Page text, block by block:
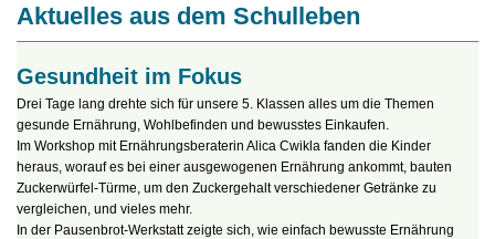
Aktuelles aus dem Schulleben
Gesundheit im Fokus
Drei Tage lang drehte sich für unsere 5. Klassen alles um die Themen
gesunde Ernährung, Wohlbefinden und bewusstes Einkaufen.
Im Workshop mit Ernährungsberaterin Alica Cwikla fanden die Kinder
heraus, worauf es bei einer ausgewogenen Ernährung ankommt, bauten
Zuckerwürfel-Türme, um den Zuckergehalt verschiedener Getränke zu
vergleichen, und vieles mehr.
In der Pausenbrot-Werkstatt zeigte sich, wie einfach bewusste Ernährung